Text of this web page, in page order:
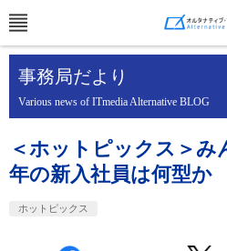
事務局だより
Various news of ITmedia Alternative BLOG
＜ホットピックス＞み
年の新入社員は何型か
ホットピックス